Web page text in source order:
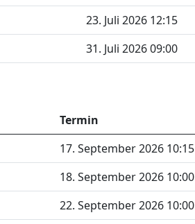
23. Juli 2026 12:15
31. Juli 2026 09:00
Termin
17. September 2026 10:15
18. September 2026 10:00
22. September 2026 10:00